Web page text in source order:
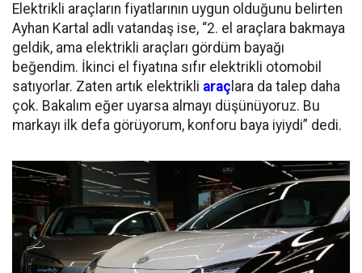
Elektrikli araçların fiyatlarının uygun olduğunu belirten
Ayhan Kartal adlı vatandaş ise, “2. el araçlara bakmaya
geldik, ama elektrikli araçları gördüm bayağı
beğendim. İkinci el fiyatına sıfır elektrikli otomobil
satıyorlar. Zaten artık elektrikli araç lara da talep daha
çok. Bakalım eğer uyarsa almayı düşünüyoruz. Bu
markayı ilk defa görüyorum, konforu baya iyiydi” dedi.